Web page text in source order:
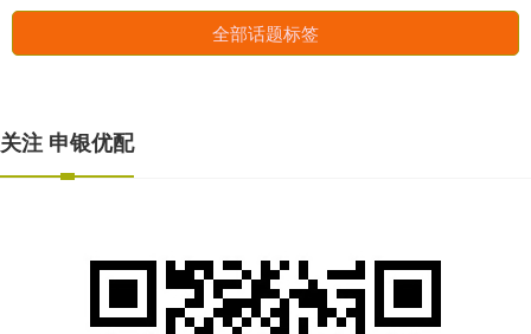
全部话题标签
关注 申银优配